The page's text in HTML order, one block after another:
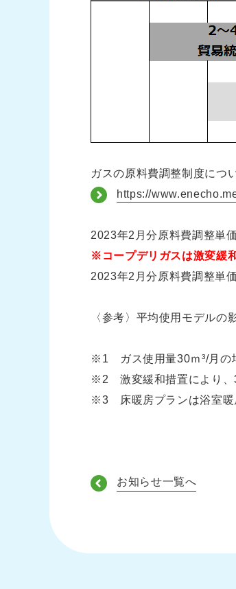
ガスの原料費調整制度につ
https://
2023年2月分原料費調整単
※コープデリガスは激変緩
2023年2月分原料費調整単
〈参考〉平均使用モデルの
※1 ガス使用量30ｍ³/月の
※2 激変緩和措置により、
※3 床暖房プランは浴室暖
お知らせ一覧へ